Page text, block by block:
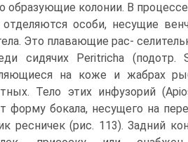
образующие колонии. В
особи, несущие
Это плавающие рас-
сидячих Peritricha (подотр.
на коже и жабрах
Тело этих инфузорий
форму бокала, несущего на
ресничек (рис. 113). Задний